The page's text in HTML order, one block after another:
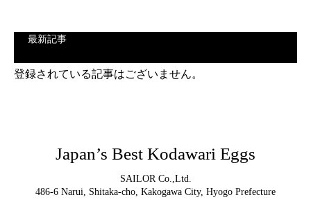
最新記事
登録されている記事はございません。
Japan’s Best Kodawari Eggs
SAILOR Co.,Ltd.
486-6 Narui, Shitaka-cho, Kakogawa City, Hyogo Prefecture